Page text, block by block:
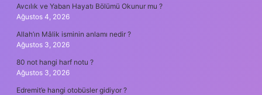
Avcılık ve Yaban Hayatı Bölümü Okunur mu ?
Ağustos 4, 2026
Allah’ın Mâlik isminin anlamı nedir ?
Ağustos 3, 2026
80 not hangi harf notu ?
Ağustos 3, 2026
Edremit’e hangi otobüsler gidiyor ?